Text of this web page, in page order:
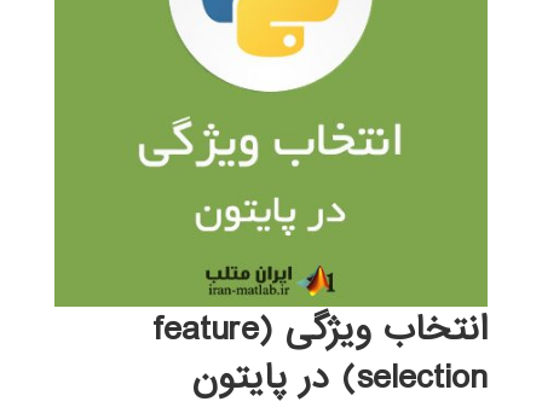
انتخاب ویژگی (feature
selection) در پایتون